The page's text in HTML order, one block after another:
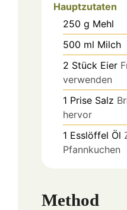
Hauptzutaten
250 g Mehl
500 ml Milch
2 Stück Eier
verwenden
1 Prise Salz
hervor
1 Esslöffel Öl
Pfannkuchen
Method